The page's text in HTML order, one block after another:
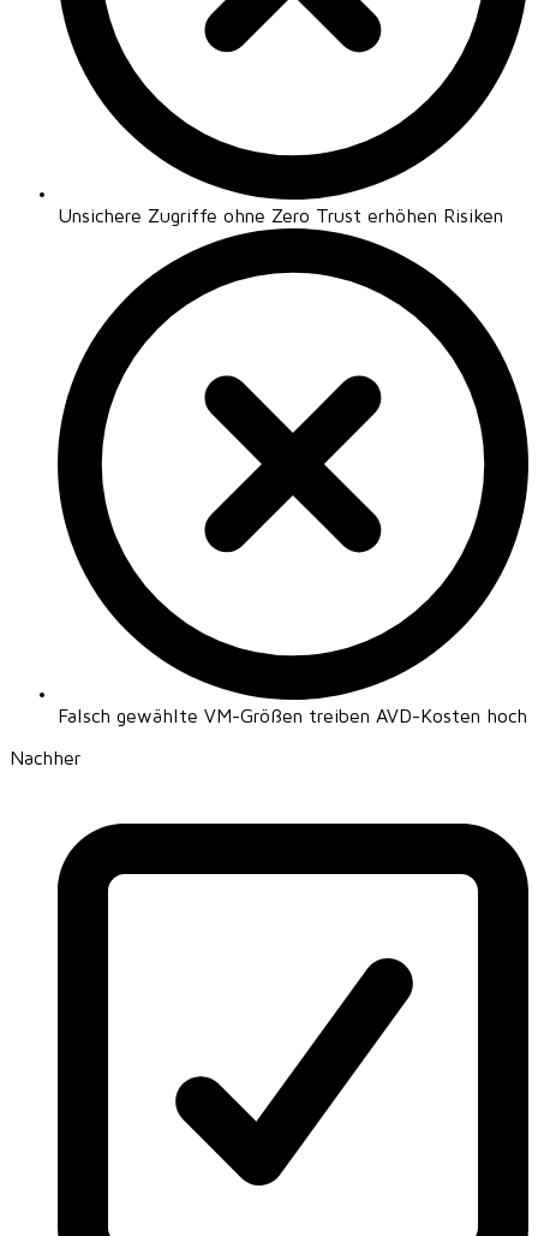
Unsichere Zugriffe ohne Zero Trust erhöhen Risiken
Falsch gewählte VM-Größen treiben AVD-Kosten hoch
Nachher